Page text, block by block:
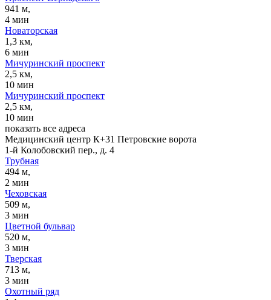
941 м,
4 мин
Новаторская
1,3 км,
6 мин
Мичуринский проспект
2,5 км,
10 мин
Мичуринский проспект
2,5 км,
10 мин
показать все адреса
Медицинский центр К+31 Петровские ворота
1-й Колобовский пер., д. 4
Трубная
494 м,
2 мин
Чеховская
509 м,
3 мин
Цветной бульвар
520 м,
3 мин
Тверская
713 м,
3 мин
Охотный ряд